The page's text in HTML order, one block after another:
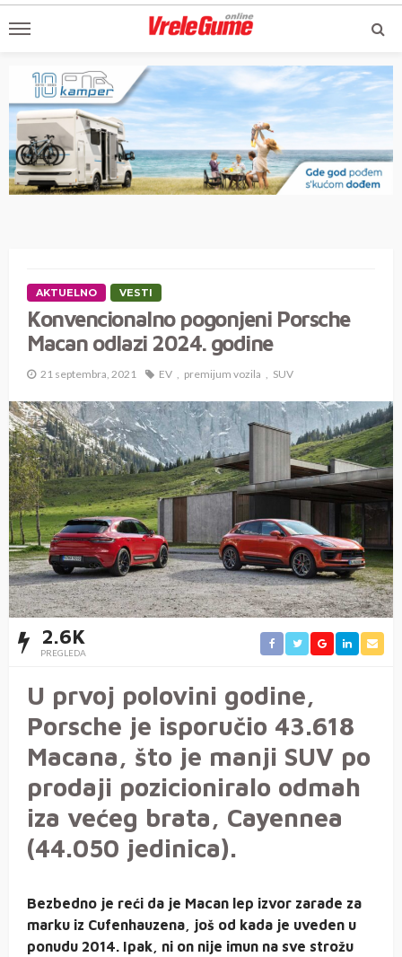
AKTUELNO VESTI
Konvencionalno pogonjeni Porsche
Macan odlazi 2024. godine
21 septembra, 2021 EV premijum vozila SUV
2.6K
PREGLEDA
U prvoj polovini godine,
Porsche je isporučio 43.618
Macana, što je manji SUV po
prodaji pozicioniralo odmah
iza većeg brata, Cayennea
(44.050 jedinica).
Bezbedno je reći da je Macan lep izvor zarade za
marku iz Cufenhauzena, još od kada je uveden u
ponudu 2014. Ipak, ni on nije imun na sve strožu